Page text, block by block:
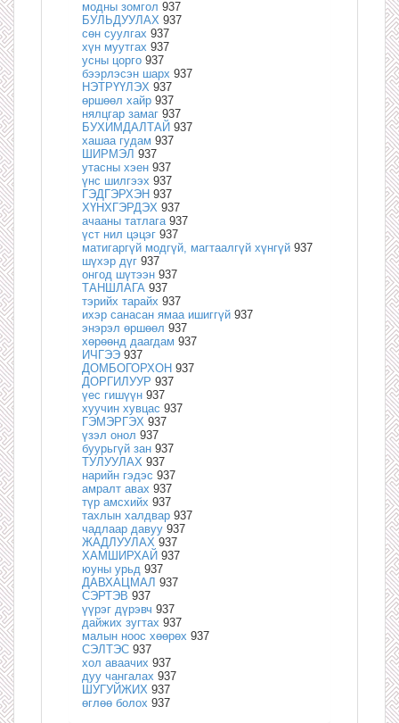
модны зомгол 937
БУЛЬДУУЛАХ 937
сөн суулгах 937
хүн муутгах 937
усны цорго 937
бээрлэсэн шарх 937
НЭТРҮҮЛЭХ 937
өршөөл хайр 937
нялцгар замаг 937
БУХИМДАЛТАЙ 937
хашаа гудам 937
ШИРМЭЛ 937
утасны хэен 937
үнс шилгээх 937
ГЭДГЭРХЭН 937
ХҮНХГЭРДЭХ 937
ачааны татлага 937
үст нил цэцэг 937
матигаргүй модгүй, магтаалгүй хүнгүй 937
шүхэр дүг 937
онгод шүтээн 937
ТАНШЛАГА 937
тэрийх тарайх 937
ихэр санасан ямаа ишиггүй 937
энэрэл өршөөл 937
хөрөөнд даагдам 937
ИЧГЭЭ 937
ДОМБОГОРХОН 937
ДОРГИЛУУР 937
үес гишүүн 937
хуучин хувцас 937
ГЭМЭРГЭХ 937
үзэл онол 937
буурьгүй зан 937
ТУЛУУЛАХ 937
нарийн гэдэс 937
амралт авах 937
түр амсхийх 937
тахлын халдвар 937
чадлаар давуу 937
ЖАДЛУУЛАХ 937
ХАМШИРХАЙ 937
юуны урьд 937
ДАВХАЦМАЛ 937
СЭРТЭВ 937
үүрэг дүрэвч 937
дайжих зугтах 937
малын ноос хөөрөх 937
СЭЛТЭС 937
хол аваачих 937
дуу чангалах 937
ШУГУЙЖИХ 937
өглөө болох 937